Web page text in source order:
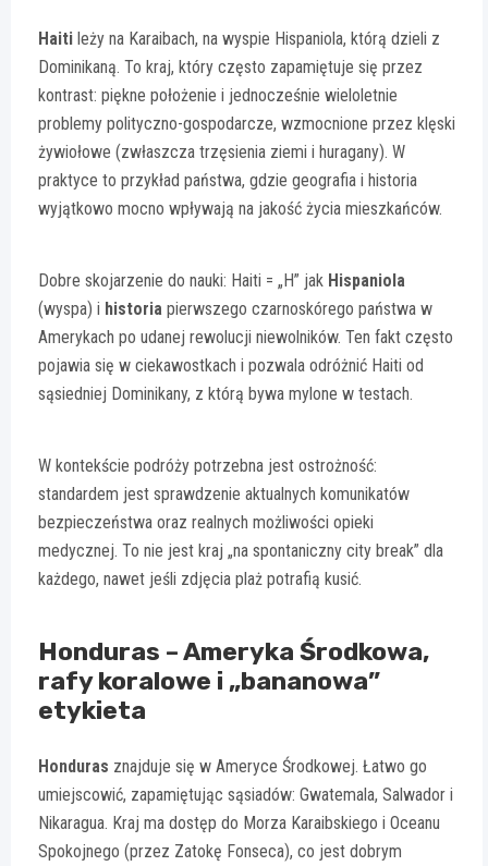
Haiti leży na Karaibach, na wyspie Hispaniola, którą dzieli z
Dominikaną. To kraj, który często zapamiętuje się przez
kontrast: piękne położenie i jednocześnie wieloletnie
problemy polityczno-gospodarcze, wzmocnione przez klęski
żywiołowe (zwłaszcza trzęsienia ziemi i huragany). W
praktyce to przykład państwa, gdzie geografia i historia
wyjątkowo mocno wpływają na jakość życia mieszkańców.
Dobre skojarzenie do nauki: Haiti = „H” jak Hispaniola
(wyspa) i historia pierwszego czarnoskórego państwa w
Amerykach po udanej rewolucji niewolników. Ten fakt często
pojawia się w ciekawostkach i pozwala odróżnić Haiti od
sąsiedniej Dominikany, z którą bywa mylone w testach.
W kontekście podróży potrzebna jest ostrożność:
standardem jest sprawdzenie aktualnych komunikatów
bezpieczeństwa oraz realnych możliwości opieki
medycznej. To nie jest kraj „na spontaniczny city break” dla
każdego, nawet jeśli zdjęcia plaż potrafią kusić.
Honduras – Ameryka Środkowa,
rafy koralowe i „bananowa”
etykieta
Honduras znajduje się w Ameryce Środkowej. Łatwo go
umiejscowić, zapamiętując sąsiadów: Gwatemala, Salwador i
Nikaragua. Kraj ma dostęp do Morza Karaibskiego i Oceanu
Spokojnego (przez Zatokę Fonseca), co jest dobrym